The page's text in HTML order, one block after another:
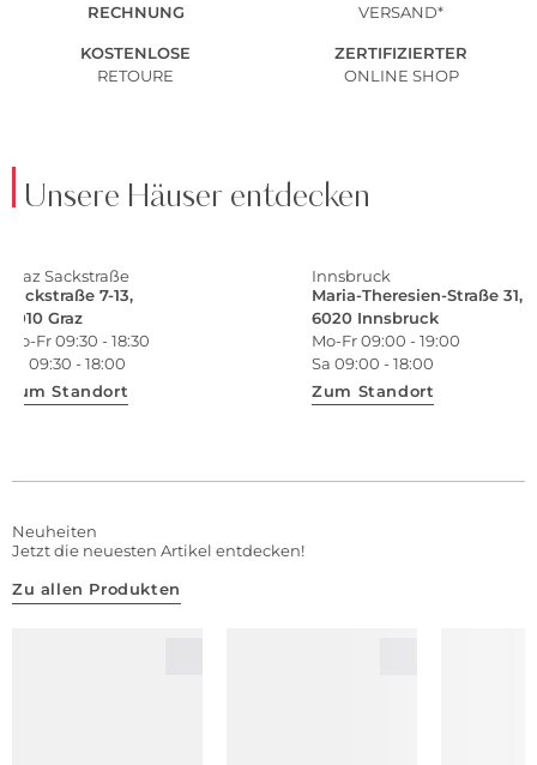
RECHNUNG
VERSAND*
KOSTENLOSE
RETOURE
ZERTIFIZIERTER
ONLINE SHOP
Unsere Häuser entdecken
Graz Sackstraße
Sackstraße 7-13,
8010 Graz
Mo-Fr 09:30 - 18:30
Sa 09:30 - 18:00
Zum Standort
Innsbruck
Maria-Theresien-Straße 31,
6020 Innsbruck
Mo-Fr 09:00 - 19:00
Sa 09:00 - 18:00
Zum Standort
Neuheiten
Jetzt die neuesten Artikel entdecken!
Zu allen Produkten